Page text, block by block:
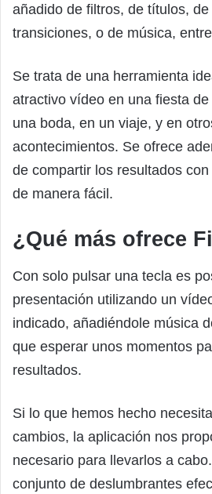
añadido de filtros, de títulos,
transiciones, o de música,
Se trata de una herramienta
atractivo vídeo en una fiesta
una boda, en un viaje, y en
acontecimientos. Se ofrece
de compartir los resultados
de manera fácil.
¿Qué más ofrece
Con solo pulsar una tecla es
presentación utilizando un
indicado, añadiéndole música
que esperar unos momentos
resultados.
Si lo que hemos hecho
cambios, la aplicación nos
necesario para llevarlos a
conjunto de deslumbrantes